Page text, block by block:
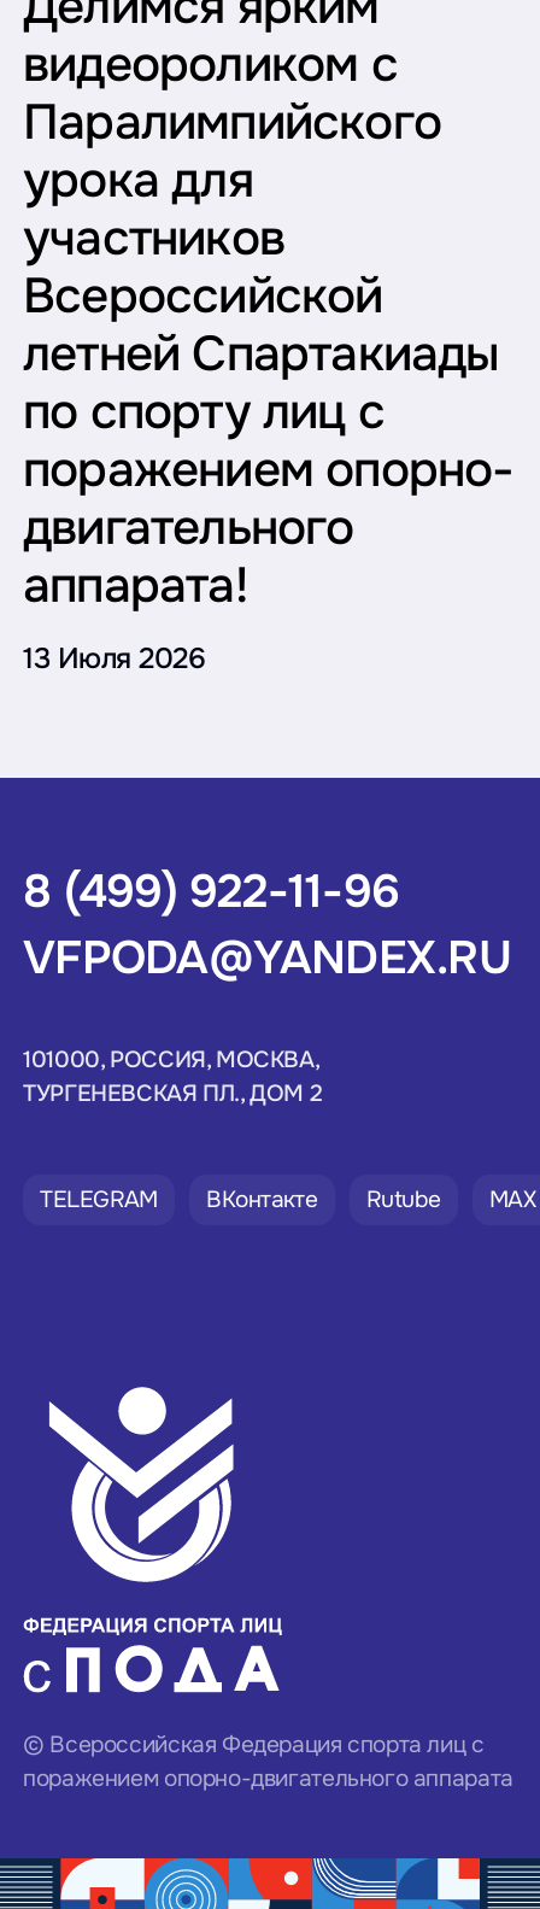
видеороликом с
Паралимпийского
урока для
участников
Всероссийской
летней Спартакиады
по спорту лиц с
поражением опорно-
двигательного
аппарата!
13 Июля 2026
8 (499) 922-11-96
VFPODA@YANDEX.RU
101000, РОССИЯ, МОСКВА,
ТУРГЕНЕВСКАЯ ПЛ., ДОМ 2
TELEGRAM ВКонтакте Rutube MAX
© Всероссийская Федерация спорта лиц с
поражением опорно-двигательного аппарата